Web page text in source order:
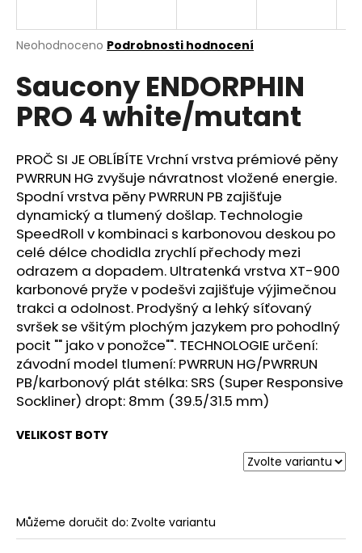
Průměrné
produktu
je
0,0
hvězdiček.
Neohodnoceno Podrobnosti hodnocení
Saucony ENDORPHIN
PRO 4 white/mutant
PROČ SI JE OBLÍBÍTE Vrchní vrstva prémiové pěny
PWRRUN HG zvyšuje návratnost vložené energie.
Spodní vrstva pěny PWRRUN PB zajišťuje
dynamický a tlumený došlap. Technologie
SpeedRoll v kombinaci s karbonovou deskou po
celé délce chodidla zrychlí přechody mezi
odrazem a dopadem. Ultratenká vrstva XT-900
karbonové pryže v podešvi zajišťuje výjimečnou
trakci a odolnost. Prodyšný a lehký síťovaný
svršek se všitým plochým jazykem pro pohodlný
pocit "" jako v ponožce"". TECHNOLOGIE určení:
závodní model tlumení: PWRRUN HG/PWRRUN
PB/karbonový plát stélka: SRS (Super Responsive
Sockliner) dropt: 8mm (39.5/31.5 mm)
VELIKOST BOTY
Můžeme doručit do: Zvolte variantu
j
t
?
HLEDAT
D
o
p
o
r
u
č
u
j
m
CRAFT
KYPE
PRO